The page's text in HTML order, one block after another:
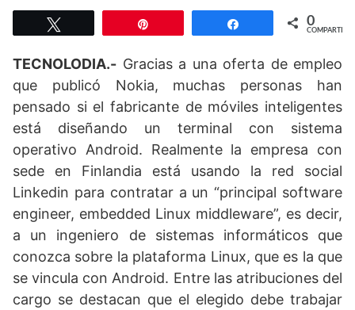
Compartir 0
COMPARTIR
TECNOLODIA.- Gracias a una oferta de empleo
que publicó Nokia, muchas personas han
pensado si el fabricante de móviles inteligentes
está diseñando un terminal con sistema
operativo Android. Realmente la empresa con
sede en Finlandia está usando la red social
Linkedin para contratar a un “principal software
engineer, embedded Linux middleware”, es decir,
a un ingeniero de sistemas informáticos que
conozca sobre la plataforma Linux, que es la que
se vincula con Android. Entre las atribuciones del
cargo se destacan que el elegido debe trabajar